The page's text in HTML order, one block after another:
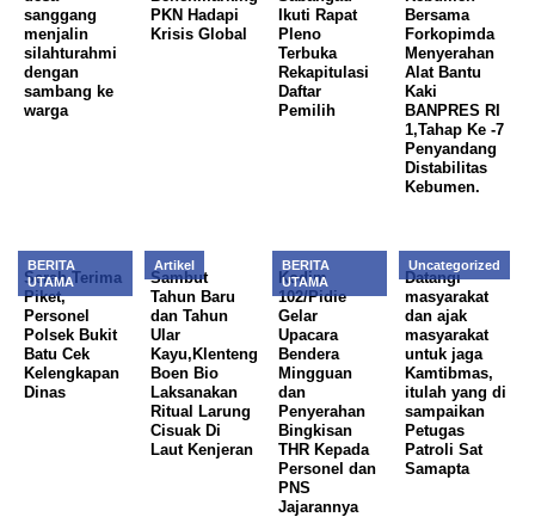
sanggang
menjalin
silahturahmi
dengan
sambang ke
warga
PKN Hadapi
Krisis Global
Ikuti Rapat
Pleno
Terbuka
Rekapitulasi
Daftar
Pemilih
Bersama
Forkopimda
Menyerahan
Alat Bantu
Kaki
BANPRES RI
1,Tahap Ke -7
Penyandang
Distabilitas
Kebumen.
BERITA
UTAMA
Serah Terima
Piket,
Personel
Polsek Bukit
Batu Cek
Kelengkapan
Dinas
Artikel
Sambut
Tahun Baru
dan Tahun
Ular
Kayu,Klenteng
Boen Bio
Laksanakan
Ritual Larung
Cisuak Di
Laut Kenjeran
BERITA
UTAMA
Kodim
102/Pidie
Gelar
Upacara
Bendera
Mingguan
dan
Penyerahan
Bingkisan
THR Kepada
Personel dan
PNS
Jajarannya
Uncategorized
Datangi
masyarakat
dan ajak
masyarakat
untuk jaga
Kamtibmas,
itulah yang di
sampaikan
Petugas
Patroli Sat
Samapta